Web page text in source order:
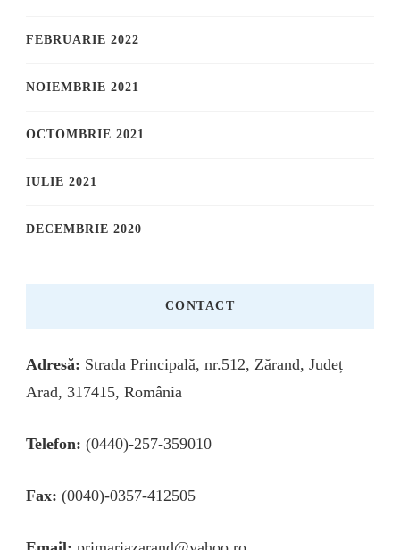
FEBRUARIE 2022
NOIEMBRIE 2021
OCTOMBRIE 2021
IULIE 2021
DECEMBRIE 2020
CONTACT
Adresă: Strada Principală, nr.512, Zărand, Județ
Arad, 317415, România
Telefon: (0440)-257-359010
Fax: (0040)-0357-412505